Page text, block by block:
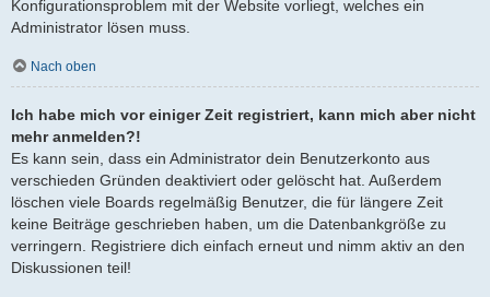
Konfigurationsproblem mit der Website vorliegt, welches ein
Administrator lösen muss.
Nach oben
Ich habe mich vor einiger Zeit registriert, kann mich aber nicht
mehr anmelden?!
Es kann sein, dass ein Administrator dein Benutzerkonto aus
verschieden Gründen deaktiviert oder gelöscht hat. Außerdem
löschen viele Boards regelmäßig Benutzer, die für längere Zeit
keine Beiträge geschrieben haben, um die Datenbankgröße zu
verringern. Registriere dich einfach erneut und nimm aktiv an den
Diskussionen teil!